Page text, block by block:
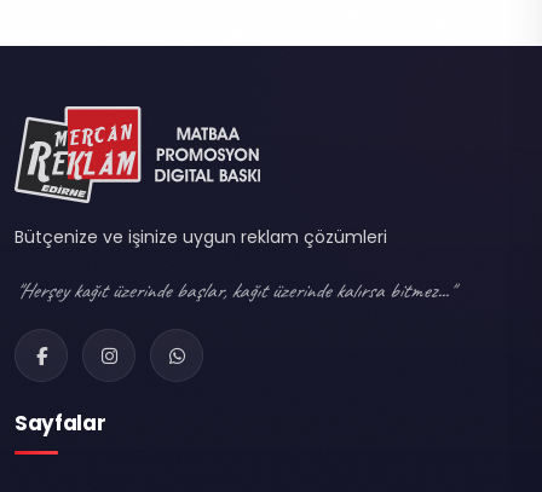
Bütçenize ve işinize uygun reklam çözümleri
"Herşey kağıt üzerinde başlar, kağıt üzerinde kalırsa bitmez..."
Sayfalar